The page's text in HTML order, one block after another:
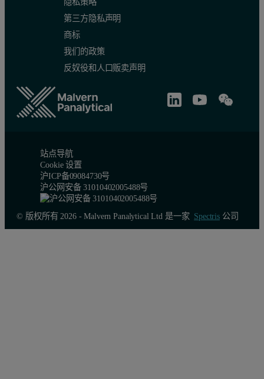
隐私策略
第三方隐私声明
商标
我们的政策
反奴役和人口贩卖声明
站点导航
Cookie 设置
沪ICP备09084730号
沪公网安备 31010402005488号
© 版权所有 2026 - Malvern Panalytical Ltd 是一家 Spectris公司